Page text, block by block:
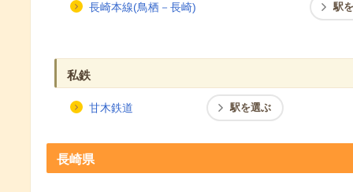
長崎本線(鳥栖－長崎) 駅
私鉄
甘木鉄道 駅を選ぶ
長崎県